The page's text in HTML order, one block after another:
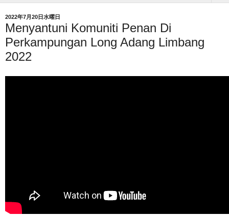
2022年7月20日水曜日
Menyantuni Komuniti Penan Di
Perkampungan Long Adang Limbang
2022